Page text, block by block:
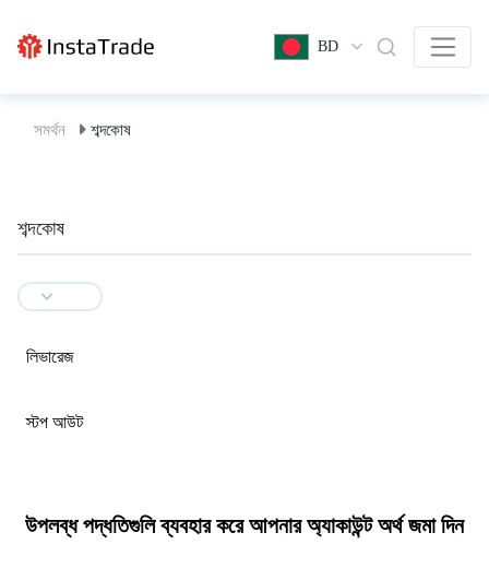
BD
সমর্থন শব্দকোষ
শব্দকোষ
লিভারেজ
স্টপ আউট
উপলব্ধ পদ্ধতিগুলি ব্যবহার করে আপনার অ্যাকাউন্ট অর্থ জমা দিন